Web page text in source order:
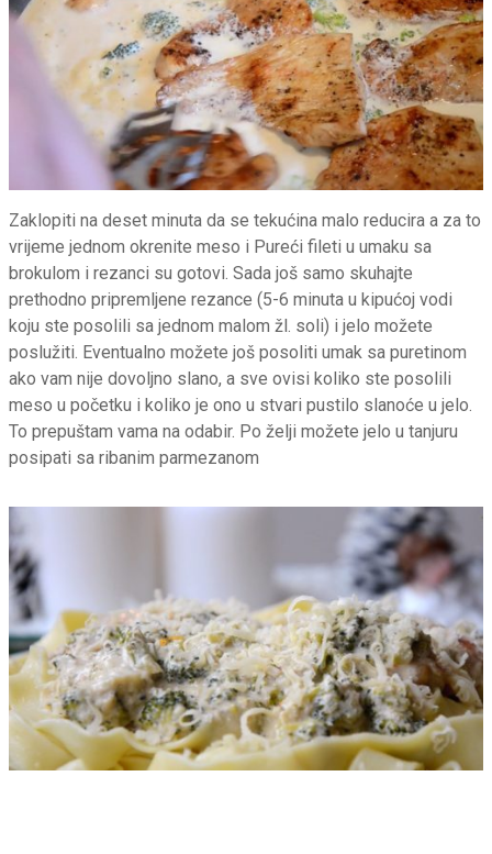
Zaklopiti na deset minuta da se tekućina malo reducira a za to
vrijeme jednom okrenite meso i Pureći fileti u umaku sa
brokulom i rezanci su gotovi. Sada još samo skuhajte
prethodno pripremljene rezance (5-6 minuta u kipućoj vodi
koju ste posolili sa jednom malom žl. soli) i jelo možete
poslužiti. Eventualno možete još posoliti umak sa puretinom
ako vam nije dovoljno slano, a sve ovisi koliko ste posolili
meso u početku i koliko je ono u stvari pustilo slanoće u jelo.
To prepuštam vama na odabir. Po želji možete jelo u tanjuru
posipati sa ribanim parmezanom